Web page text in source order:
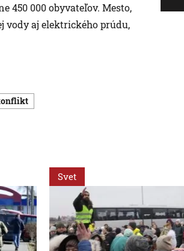
450 000 obyvateľov. Mesto,
vody aj elektrického prúdu,
Svet